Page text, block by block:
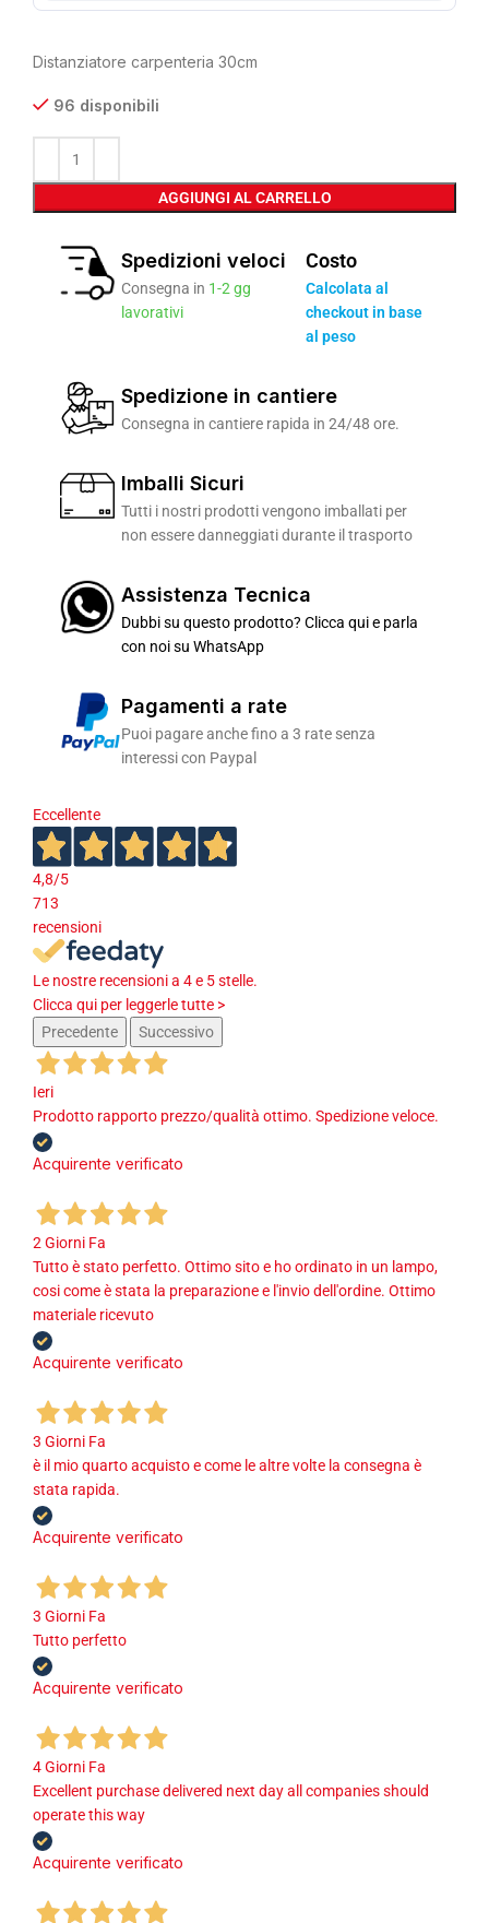
Distanziatore carpenteria 30cm
96 disponibili
AGGIUNGI AL CARRELLO
Spedizioni veloci
Consegna in 1-2 gg
lavorativi
Costo
Calcolata al
checkout in base
al peso
Spedizione in cantiere
Consegna in cantiere rapida in 24/48 ore.
Imballi Sicuri
Tutti i nostri prodotti vengono imballati per
non essere danneggiati durante il trasporto
Assistenza Tecnica
Dubbi su questo prodotto? Clicca qui e parla
con noi su WhatsApp
Pagamenti a rate
Puoi pagare anche fino a 3 rate senza
interessi con Paypal
Eccellente
4,8/5
713
recensioni
Le nostre recensioni a 4 e 5 stelle.
Clicca qui per leggerle tutte >
Precedente
Successivo
Ieri
Prodotto rapporto prezzo/qualità ottimo. Spedizione veloce.
Acquirente verificato
2 Giorni Fa
Tutto è stato perfetto. Ottimo sito e ho ordinato in un lampo,
cosi come è stata la preparazione e l'invio dell'ordine. Ottimo
materiale ricevuto
Acquirente verificato
3 Giorni Fa
è il mio quarto acquisto e come le altre volte la consegna è
stata rapida.
Acquirente verificato
3 Giorni Fa
Tutto perfetto
Acquirente verificato
4 Giorni Fa
Excellent purchase delivered next day all companies should
operate this way
Acquirente verificato